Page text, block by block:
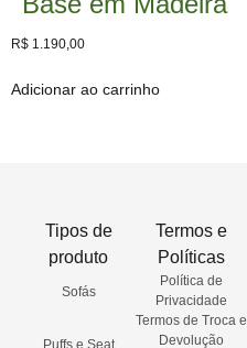
R$ 1.190,00
Adicionar ao carrinho
Tipos de
produto
Sofás
Puffs e Seat
Termos e
Políticas
Política de
Privacidade
Termos de Troca e
Devolução